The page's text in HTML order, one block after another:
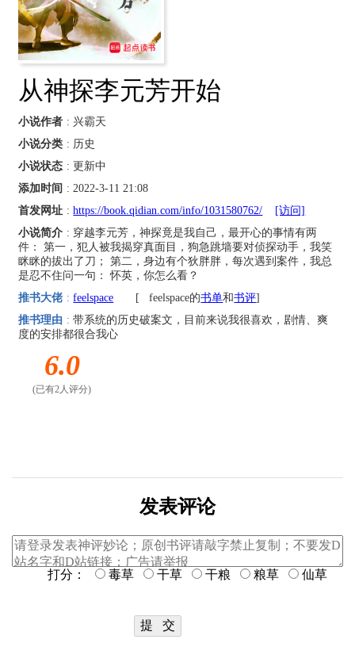
从神探李元芳开始
小说作者 : 兴霸天
小说分类 : 历史
小说状态 : 更新中
添加时间 : 2022-3-11 21:08
首发网址 :https://book.qidian.com/info/1031580762/
[访问]
小说简介 : 穿越李元芳，神探竟是我自己，最开心的事情有两
件： 第一，犯人被我揭穿真面目，狗急跳墙要对侦探动手，我笑
眯眯的拔出了刀； 第二，身边有个狄胖胖，每次遇到案件，我总
是忍不住问一句： 怀英，你怎么看？
推书大佬 : feelspace [ feelspace的书单和书评]
推书理由 : 带系统的历史破案文，目前来说我很喜欢，剧情、爽
度的安排都很合我心
6.0
(已有2人评分)
发表评论
打分： 毒草 干草 干粮 粮草 仙草